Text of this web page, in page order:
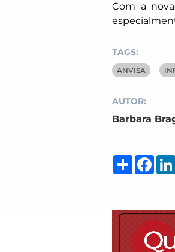
Com a
TAGS:
ANVISA
AUTOR:
Barbara